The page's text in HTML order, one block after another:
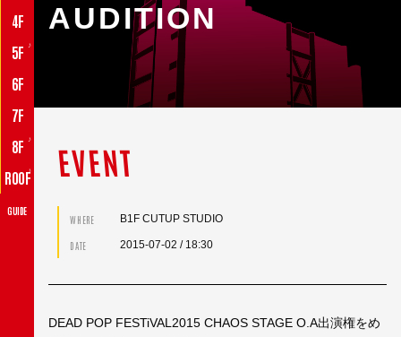
4F
5F
♪
6F
7F
8F
♪
ROOF♪
GUIDE
AUDITION
EVENT
WHERE B1F CUTUP STUDIO
DATE 2015-07-02 / 18:30
DEAD POP FESTiVAL2015 CHAOS STAGE O.A出演権をめ